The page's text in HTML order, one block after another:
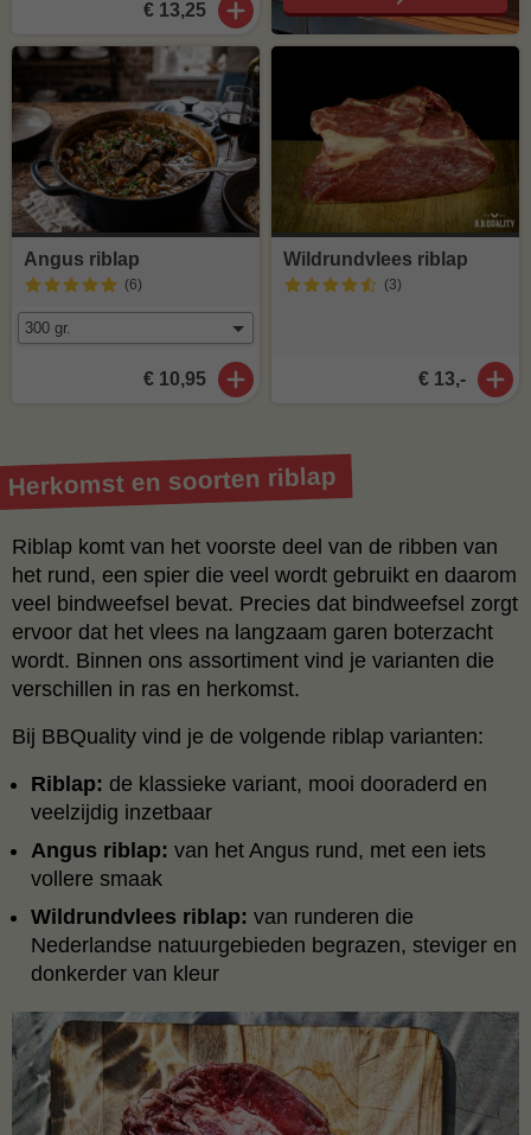
€ 13,25
Angus riblap
(6)
€ 10,95
Wildrundvlees riblap
(3)
€ 13,-
Herkomst en soorten riblap
Riblap komt van het voorste deel van de ribben van
het rund, een spier die veel wordt gebruikt en daarom
veel bindweefsel bevat. Precies dat bindweefsel zorgt
ervoor dat het vlees na langzaam garen boterzacht
wordt. Binnen ons assortiment vind je varianten die
verschillen in ras en herkomst.
Bij BBQuality vind je de volgende riblap varianten:
Riblap: de klassieke variant, mooi dooraderd en
veelzijdig inzetbaar
Angus riblap: van het Angus rund, met een iets
vollere smaak
Wildrundvlees riblap: van runderen die
Nederlandse natuurgebieden begrazen, steviger en
donkerder van kleur